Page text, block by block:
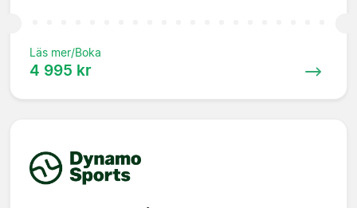
Läs mer/Boka
4 995 kr